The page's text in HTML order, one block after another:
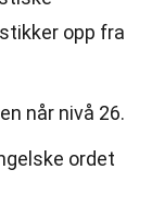
opp fra
når nivå 26.
ordet